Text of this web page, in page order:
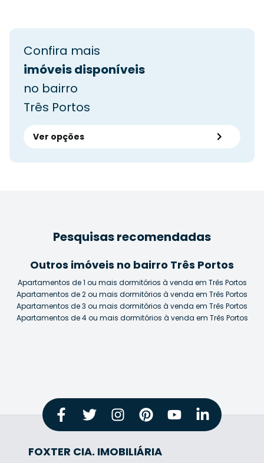
Confira mais
imóveis disponíveis
no bairro
Três Portos
Ver opções
Pesquisas recomendadas
Outros imóveis no bairro Três Portos
Apartamentos de 1 ou mais dormitórios à venda em Três Portos
Apartamentos de 2 ou mais dormitórios à venda em Três Portos
Apartamentos de 3 ou mais dormitórios à venda em Três Portos
Apartamentos de 4 ou mais dormitórios à venda em Três Portos
FOXTER CIA. IMOBILIÁRIA